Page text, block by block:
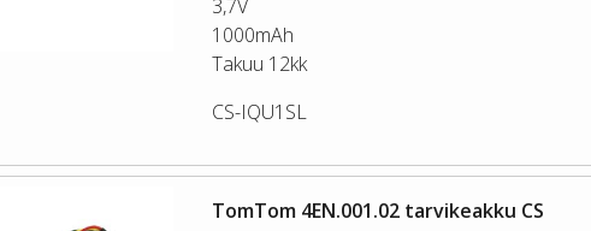
3,7V
1000mAh
Takuu 12kk
CS-IQU1SL
TomTom 4EN.001.02 tarvikeakku CS